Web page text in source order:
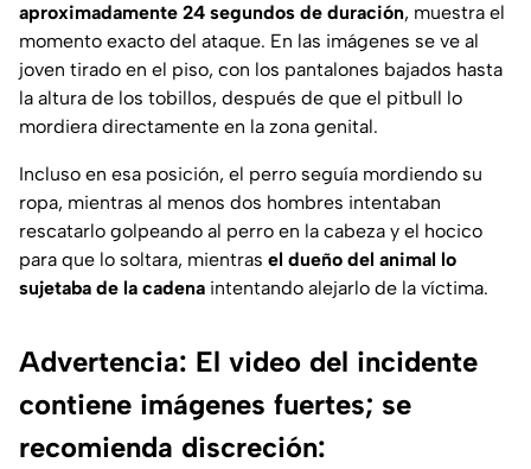
aproximadamente 24 segundos de duración, muestra el
momento exacto del ataque. En las imágenes se ve al
joven tirado en el piso, con los pantalones bajados hasta
la altura de los tobillos, después de que el pitbull lo
mordiera directamente en la zona genital.
Incluso en esa posición, el perro seguía mordiendo su
ropa, mientras al menos dos hombres intentaban
rescatarlo golpeando al perro en la cabeza y el hocico
para que lo soltara, mientras el dueño del animal lo
sujetaba de la cadena intentando alejarlo de la víctima.
Advertencia: El video del incidente
contiene imágenes fuertes; se
recomienda discreción: